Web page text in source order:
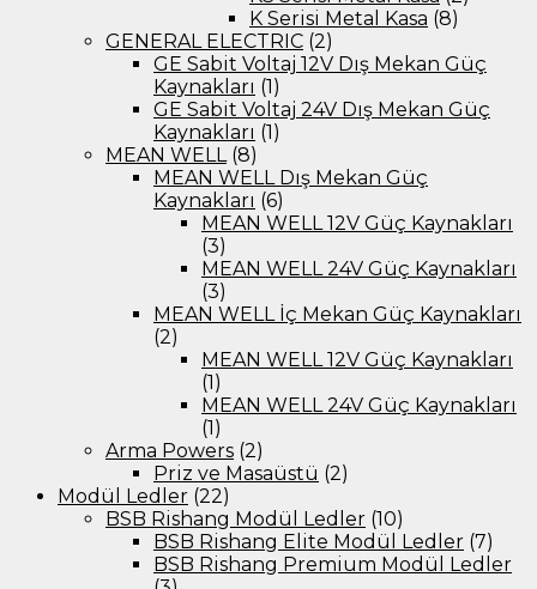
K Serisi Metal Kasa (8)
GENERAL ELECTRIC (2)
GE Sabit Voltaj 12V Dış Mekan Güç
Kaynakları (1)
GE Sabit Voltaj 24V Dış Mekan Güç
Kaynakları (1)
MEAN WELL (8)
MEAN WELL Dış Mekan Güç
Kaynakları (6)
MEAN WELL 12V Güç Kaynakları
(3)
MEAN WELL 24V Güç Kaynakları
(3)
MEAN WELL İç Mekan Güç Kaynakları
(2)
MEAN WELL 12V Güç Kaynakları
(1)
MEAN WELL 24V Güç Kaynakları
(1)
Arma Powers (2)
Priz ve Masaüstü (2)
Modül Ledler (22)
BSB Rishang Modül Ledler (10)
BSB Rishang Elite Modül Ledler (7)
BSB Rishang Premium Modül Ledler